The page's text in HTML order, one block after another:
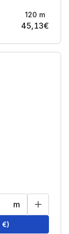
120 m
45,13€
m
€)